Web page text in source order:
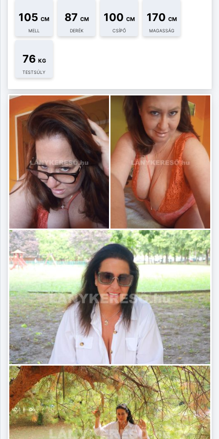
105 CM
MELL
87 CM
DERÉK
100 CM
CSÍPŐ
170 CM
MAGASSÁG
76 KG
TESTSÚLY